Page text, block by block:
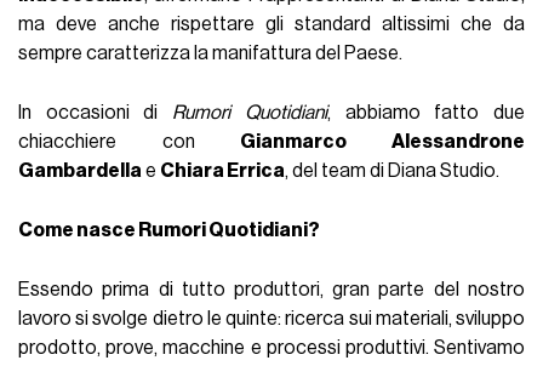
ma deve anche rispettare gli standard altissimi che da
sempre caratterizza la manifattura del Paese.
In occasioni di Rumori Quotidiani, abbiamo fatto due
chiacchiere con Gianmarco Alessandrone
Gambardellae Chiara Errica, del team di Diana Studio.
Come nasce Rumori Quotidiani?
Essendo prima di tutto produttori, gran parte del nostro
lavoro si svolge dietro le quinte: ricerca sui materiali, sviluppo
prodotto, prove, macchine e processi produttivi. Sentivamo